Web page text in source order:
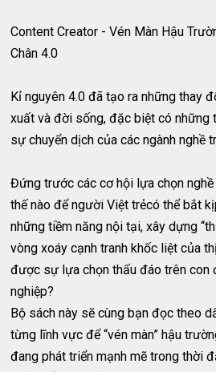
Content Creator - Vén Màn Hậu
Chân 4.0
Kỉ nguyên 4.0 đã tạo ra những thay
xuất và đời sống, đặc biệt có những
sự chuyển dịch của các ngành nghề
Đứng trước các cơ hội lựa chọn
thế nào để người Việt trẻcó thể bắt
những tiềm năng nội tại, xây dựng
vòng xoáy cạnh tranh khốc liệt của
được sự lựa chọn thấu đáo trên con
nghiệp?
Bộ sách này sẽ cùng bạn đọc theo
từng lĩnh vực để “vén màn” hậu
đang phát triển mạnh mẽ trong thời